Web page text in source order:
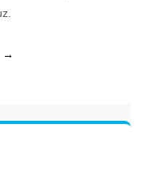
→